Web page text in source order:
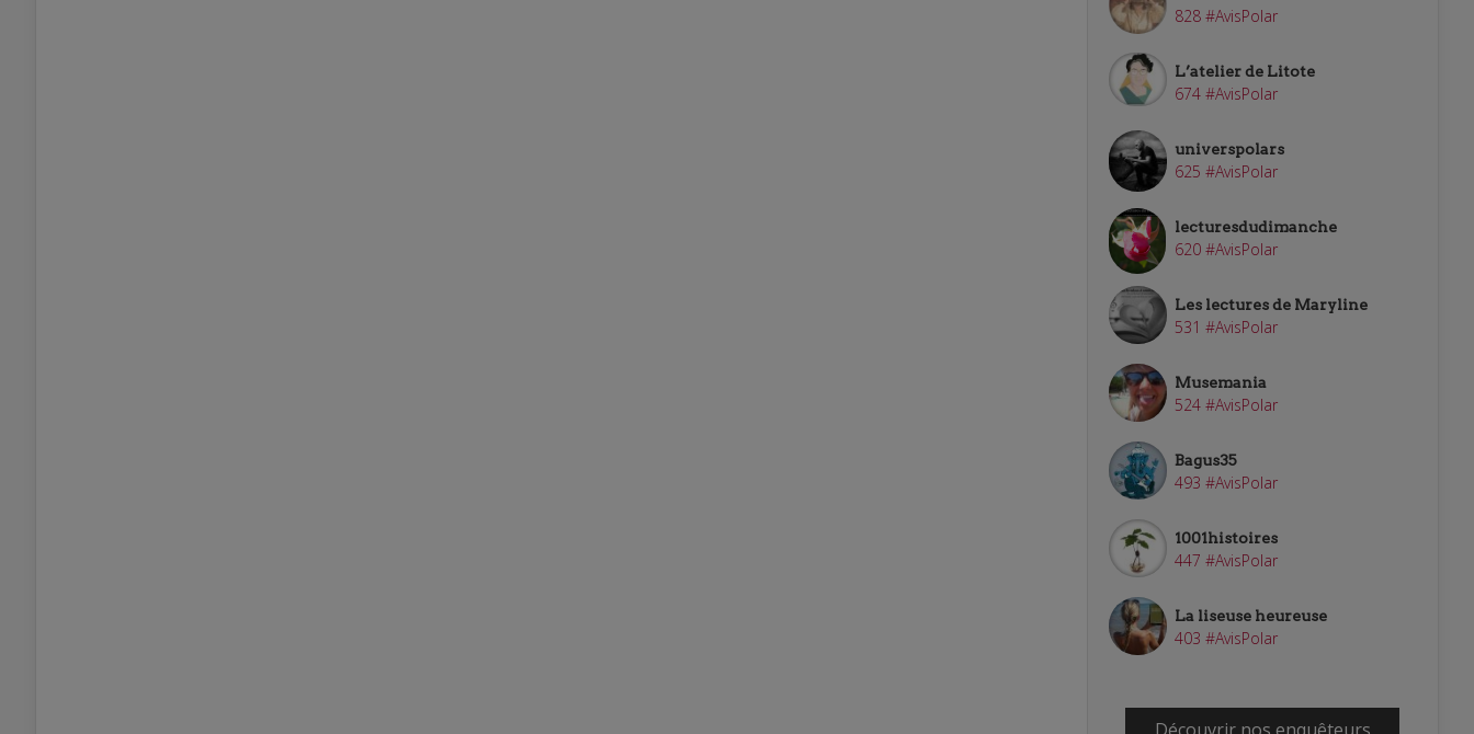
828 #AvisPolar
L’atelier de Litote
674 #AvisPolar
universpolars
625 #AvisPolar
lecturesdudimanche
620 #AvisPolar
Les lectures de Maryline
531 #AvisPolar
Musemania
524 #AvisPolar
Bagus35
493 #AvisPolar
1001histoires
447 #AvisPolar
La liseuse heureuse
403 #AvisPolar